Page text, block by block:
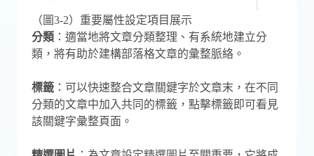
（圖3-2）重要屬性設定項目展示
分類 ：適當地將文章分類整理、有系統地建立分
類，將有助於建構部落格文章的彙整脈絡。
標籤 ：可以快速整合文章關鍵字於文章末，在不同
分類的文章中加入共同的標籤，點擊標籤即可看見
該關鍵字彙整頁面。